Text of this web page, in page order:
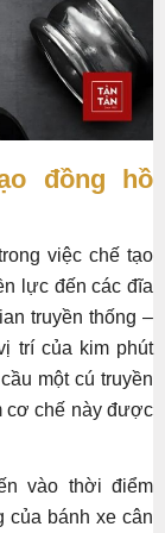
đồng hồ
việc chế tạo
lực đến các đĩa
truyền thống –
trí của kim phút
một cú truyền
cơ chế này được
vào thời điểm
của bánh xe cân